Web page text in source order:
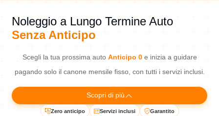
Noleggio a Lungo Termine Auto
Senza Anticipo
Scegli la tua prossima auto Anticipo 0e inizia a guidare
pagando solo il canone mensile fisso, con tutti i servizi inclusi.
Scopri di più
Zero anticipo Servizi inclusi Garantito